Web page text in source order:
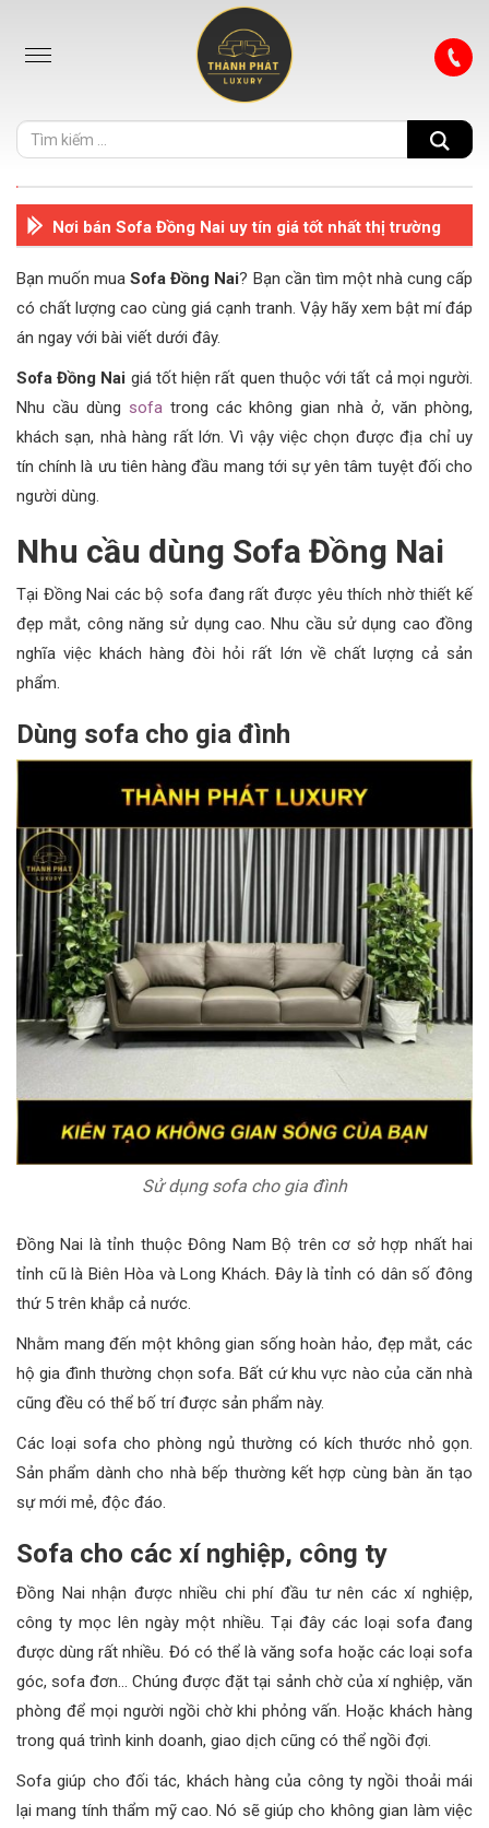
Nơi bán Sofa Đồng Nai uy tín giá tốt nhất thị trường
Bạn muốn muaSofa Đồng Nai? Bạn cần tìm một nhà cung cấp
có chất lượng cao cùng giá cạnh tranh. Vậy hãy xem bật mí đáp
án ngay với bài viết dưới đây.
Sofa Đồng Nai giá tốt hiện rất quen thuộc với tất cả mọi người.
Nhu cầu dùng sofatrong các không gian nhà ở, văn phòng,
khách sạn, nhà hàng rất lớn. Vì vậy việc chọn được địa chỉ uy
tín chính là ưu tiên hàng đầu mang tới sự yên tâm tuyệt đối cho
người dùng.
Nhu cầu dùng Sofa Đồng Nai
Tại Đồng Nai các bộ sofa đang rất được yêu thích nhờ thiết kế
đẹp mắt, công năng sử dụng cao. Nhu cầu sử dụng cao đồng
nghĩa việc khách hàng đòi hỏi rất lớn về chất lượng cả sản
phẩm.
Dùng sofa cho gia đình
Sử dụng sofa cho gia đình
Đồng Nai là tỉnh thuộc Đông Nam Bộ trên cơ sở hợp nhất hai
tỉnh cũ là Biên Hòa và Long Khách. Đây là tỉnh có dân số đông
thứ 5 trên khắp cả nước.
Nhằm mang đến một không gian sống hoàn hảo, đẹp mắt, các
hộ gia đình thường chọn sofa. Bất cứ khu vực nào của căn nhà
cũng đều có thể bố trí được sản phẩm này.
Các loại sofa cho phòng ngủ thường có kích thước nhỏ gọn.
Sản phẩm dành cho nhà bếp thường kết hợp cùng bàn ăn tạo
sự mới mẻ, độc đáo.
Sofa cho các xí nghiệp, công ty
Đồng Nai nhận được nhiều chi phí đầu tư nên các xí nghiệp,
công ty mọc lên ngày một nhiều. Tại đây các loại sofa đang
được dùng rất nhiều. Đó có thể là văng sofa hoặc các loại sofa
góc, sofa đơn… Chúng được đặt tại sảnh chờ của xí nghiệp, văn
phòng để mọi người ngồi chờ khi phỏng vấn. Hoặc khách hàng
trong quá trình kinh doanh, giao dịch cũng có thể ngồi đợi.
Sofa giúp cho đối tác, khách hàng của công ty ngồi thoải mái
lại mang tính thẩm mỹ cao. Nó sẽ giúp cho không gian làm việc